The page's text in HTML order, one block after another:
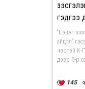
гэдгээ
“Цэцэг
айдол”
нэртэй К-
дээр 5-р
145